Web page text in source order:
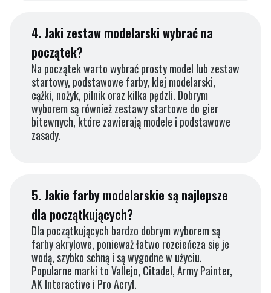
4. Jaki zestaw modelarski wybrać na
początek?
Na początek warto wybrać prosty model lub zestaw
startowy, podstawowe farby, klej modelarski,
cążki, nożyk, pilnik oraz kilka pędzli. Dobrym
wyborem są również zestawy startowe do gier
bitewnych, które zawierają modele i podstawowe
zasady.
5. Jakie farby modelarskie są najlepsze
dla początkujących?
Dla początkujących bardzo dobrym wyborem są
farby akrylowe, ponieważ łatwo rozcieńcza się je
wodą, szybko schną i są wygodne w użyciu.
Popularne marki to Vallejo, Citadel, Army Painter,
AK Interactive i Pro Acryl.